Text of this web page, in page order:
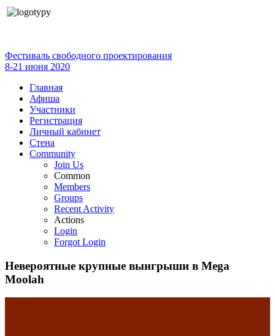
Фестиваль свободного проектирования
8-21 июня 2020
Главная
Афиша
Участники
Регистрация
Личный кабинет
Стена
Community
Join Us
Common
Members
Groups
Recent Activity
Actions
Login
Forgot Login
Невероятные крупные выигрыши в Mega
Moolah